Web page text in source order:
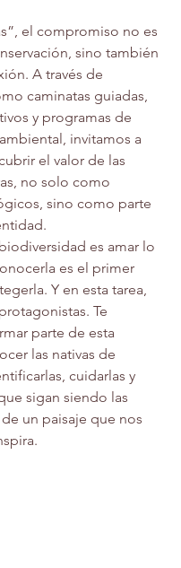
el compromiso no es
sino también
A través de
caminatas guiadas,
y programas de
invitamos a
el valor de las
no solo como
sino como parte
es amar lo
es el primer
Y en esta tarea,
Te
parte de esta
las nativas de
cuidarlas y
sigan siendo las
un paisaje que nos